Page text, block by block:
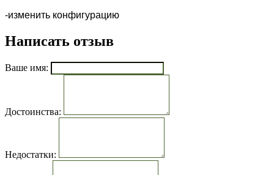
-изменить конфигурацию
Написать отзыв
Ваше имя:
Достоинства:
Недостатки: